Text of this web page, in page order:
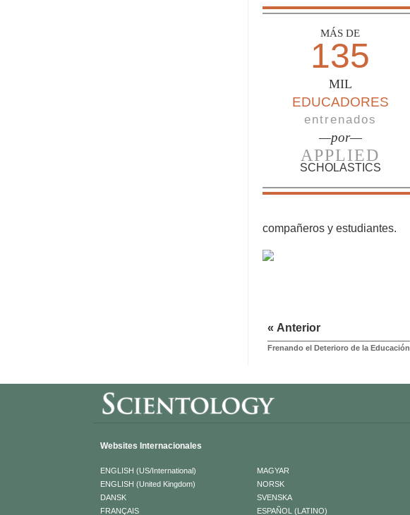
MÁS DE
135
MIL
EDUCADORES
entrenados
—por—
APPLIED
SCHOLASTICS
compañeros y estudiantes.
« Anterior
Frenando el Deterioro de la Educación
Websites Internacionales
ENGLISH (US/International)
ENGLISH (United Kingdom)
DANSK
FRANÇAIS
MAGYAR
NORSK
SVENSKA
ESPAÑOL (LATINO)